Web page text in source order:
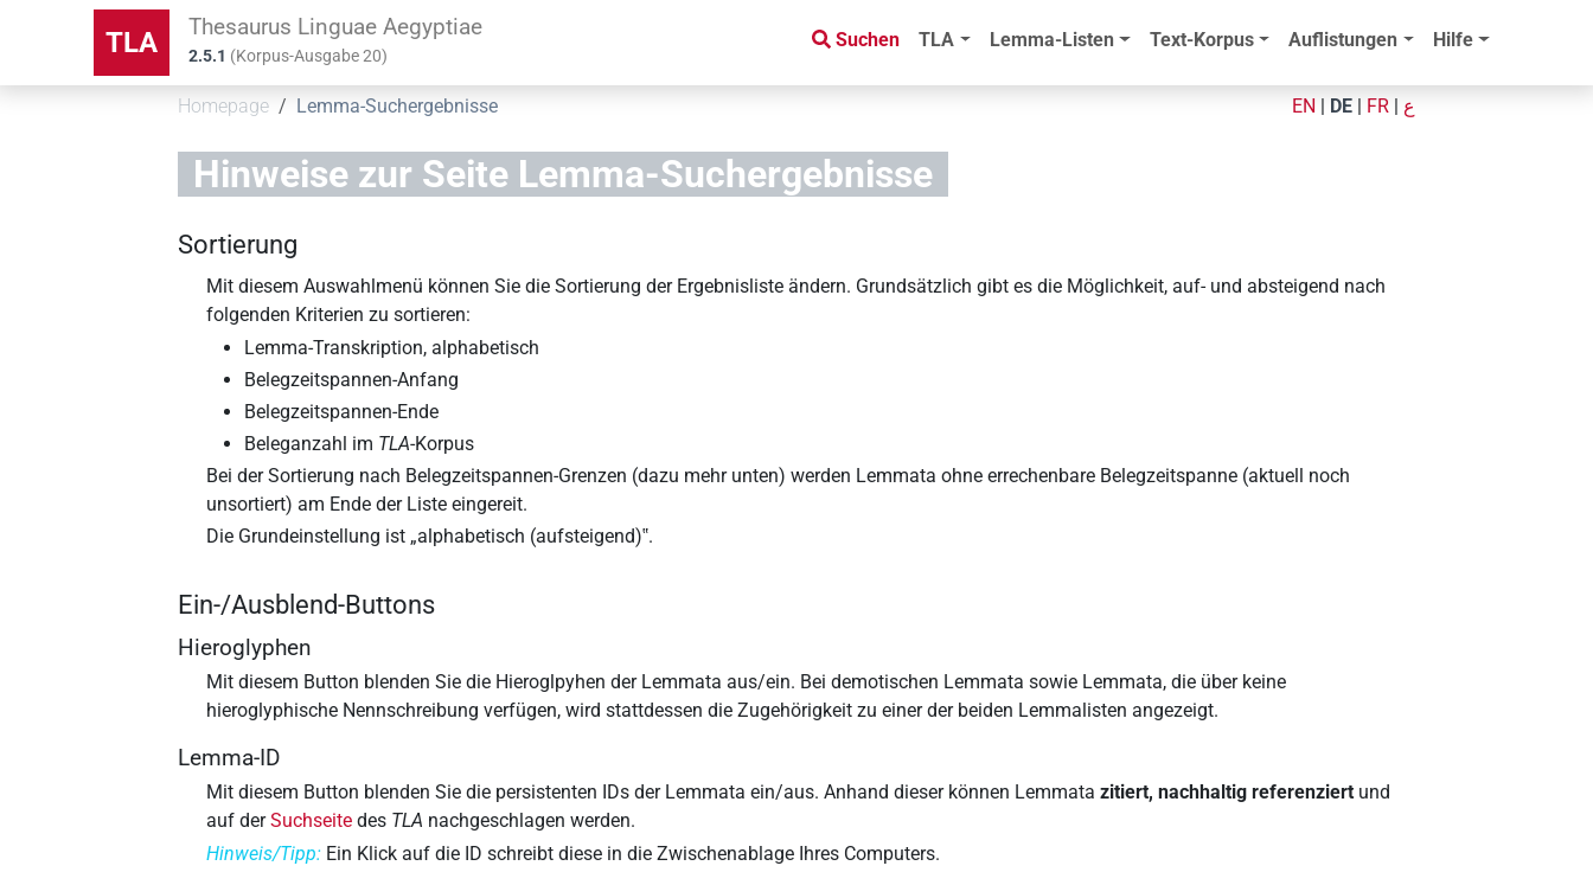
TLA Thesaurus Linguae Aegyptiae
2.5.1 (Korpus-Ausgabe20)
Suchen TLA Lemma-Listen Text-Korpus Auflistungen Hilfe
Homepage Lemma-Suchergebnisse EN DE FR ع
Hinweise zur Seite Lemma-Suchergebnisse
Sortierung
Mit diesem Auswahlmenü können Sie die Sortierung der Ergebnisliste ändern. Grundsätzlich gibt es die Möglichkeit, auf- und absteigend nach
folgenden Kriterien zu sortieren:
Lemma-Transkription, alphabetisch
Belegzeitspannen-Anfang
Belegzeitspannen-Ende
Beleganzahl im TLA-Korpus
Bei der Sortierung nach Belegzeitspannen-Grenzen (dazu mehr unten) werden Lemmata ohne errechenbare Belegzeitspanne (aktuell noch
unsortiert) am Ende der Liste eingereit.
Die Grundeinstellung ist „alphabetisch (aufsteigend)‟.
Ein-/Ausblend-Buttons
Hieroglyphen
Mit diesem Button blenden Sie die Hieroglpyhen der Lemmata aus/ein. Bei demotischen Lemmata sowie Lemmata, die über keine
hieroglyphische Nennschreibung verfügen, wird stattdessen die Zugehörigkeit zu einer der beiden Lemmalisten angezeigt.
Lemma-ID
Mit diesem Button blenden Sie die persistenten IDs der Lemmata ein/aus. Anhand dieser können Lemmatazitiert, nachhaltig referenziert und
auf derSuchseite des TLA nachgeschlagen werden.
Hinweis/Tipp: Ein Klick auf die ID schreibt diese in die Zwischenablage Ihres Computers.